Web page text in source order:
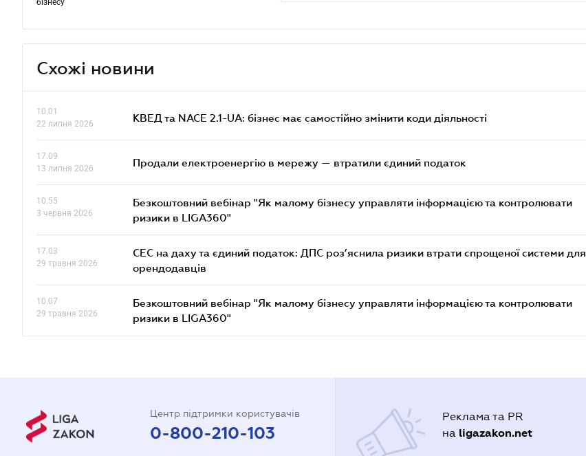
бізнесу
Схожі новини
10.01
22 липня 2026
КВЕД та NACE 2.1-UA: бізнес має самостійно змінити коди діяльності
17.09
13 липня 2026
Продали електроенергію в мережу — втратили єдиний податок
10.55
3 червня 2026
Безкоштовний вебінар "Як малому бізнесу управляти інформацією та контролювати
ризики в LIGA360"
17.03
29 травня 2026
СЕС на даху та єдиний податок: ДПС роз’яснила ризики втрати спрощеної системи для
орендодавців
10.07
29 травня 2026
Безкоштовний вебінар "Як малому бізнесу управляти інформацією та контролювати
ризики в LIGA360"
Центр підтримки користувачів
0-800-210-103
Реклама та PR
на ligazakon.net